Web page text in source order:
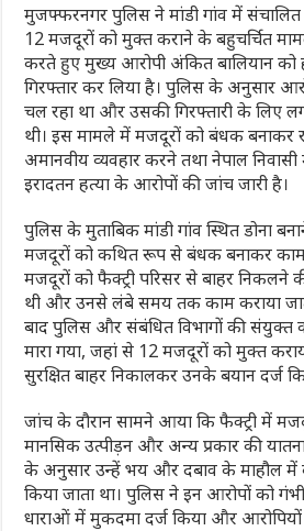
मुजफ्फरनगर पुलिस ने मांडी गांव में संचालित
12 मजदूरों को मुक्त कराने के बहुचर्चित
करते हुए मुख्य आरोपी अंकित बालियान
गिरफ्तार कर लिया है। पुलिस के अनुसार
चल रहा था और उसकी गिरफ्तारी के लिए
थी। इस मामले में मजदूरों को बंधक
अमानवीय व्यवहार करने तथा नेपाल
इरादतन हत्या के आरोपों की जांच जारी है।
पुलिस के मुताबिक मांडी गांव स्थित डोना
मजदूरों को कथित रूप से बंधक बनाकर काम
मजदूरों को फैक्ट्री परिसर से बाहर निकलने
थी और उनसे लंबे समय तक काम कराया
बाद पुलिस और संबंधित विभागों की संयुक्त
मारा गया, जहां से 12 मजदूरों को मुक्त
सुरक्षित बाहर निकालकर उनके बयान दर्ज
जांच के दौरान सामने आया कि फैक्ट्री में
मानसिक उत्पीड़न और अन्य प्रकार की
के अनुसार उन्हें भय और दबाव के माहौल
किया जाता था। पुलिस ने इन आरोपों को
धाराओं में मुकदमा दर्ज किया और